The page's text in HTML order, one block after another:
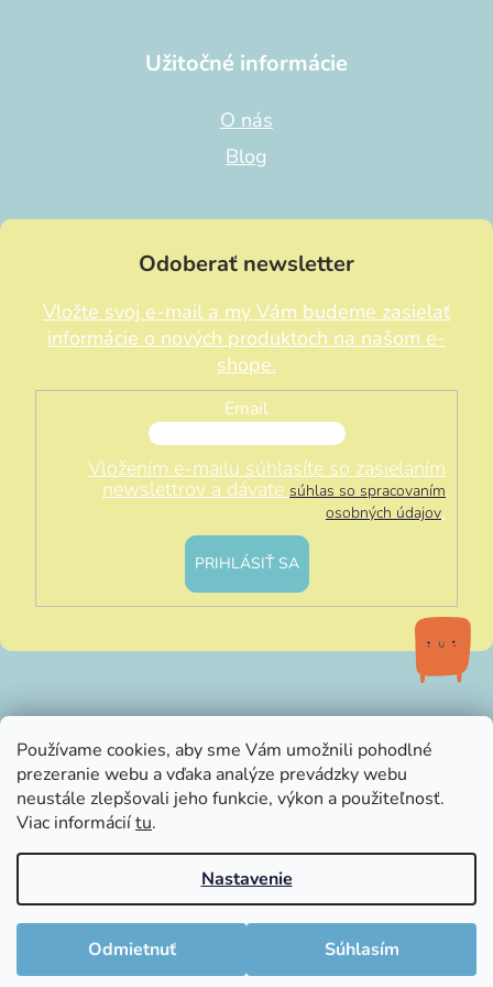
Používame cookies, aby sme Vám umožnili pohodlné
prezeranie webu a vďaka analýze prevádzky webu
neustále zlepšovali jeho funkcie, výkon a použiteľnosť.
Viac informáciítu.
Nastavenie
Odmietnuť Súhlasím
Užitočné informácie
O nás
Blog
Odoberať newsletter
Vložte svoj e-mail a my Vám budeme zasielať
informácie o nových produktoch na našom e-
shope.
Email
Vložením e-mailu súhlasíte so zasielaním
newslettrov a dávate súhlas so spracovaním
osobných údajov.
PRIHLÁSIŤ SA
info@littleluna.sk
Vytvoril Shoptet
Copyright 2026LittleLuna.sk
. Všetky práva vyhradené.
Upraviť nastavenie cookies